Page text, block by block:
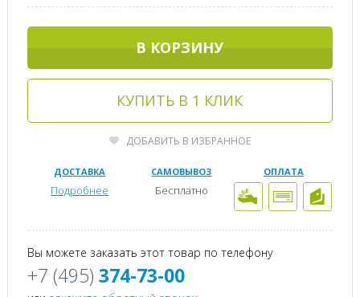
В КОРЗИНУ
КУПИТЬ В 1 КЛИК
ДОБАВИТЬ В ИЗБРАННОЕ
ДОСТАВКА
Подробнее
САМОВЫВОЗ
Бесплатно
ОПЛАТА
Вы можете заказать этот товар по телефону
+7 (495) 374-73-00